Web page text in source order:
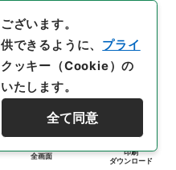
全画面
印刷
ダウンロード
ざいます。
できるように、 プライ
ッキー（Cookie）の
たします。
全て同意